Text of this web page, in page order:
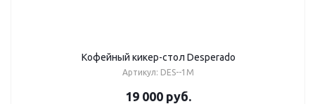
Кофейный кикер-стол Desperado
Артикул: DES--1M
19 000 руб.